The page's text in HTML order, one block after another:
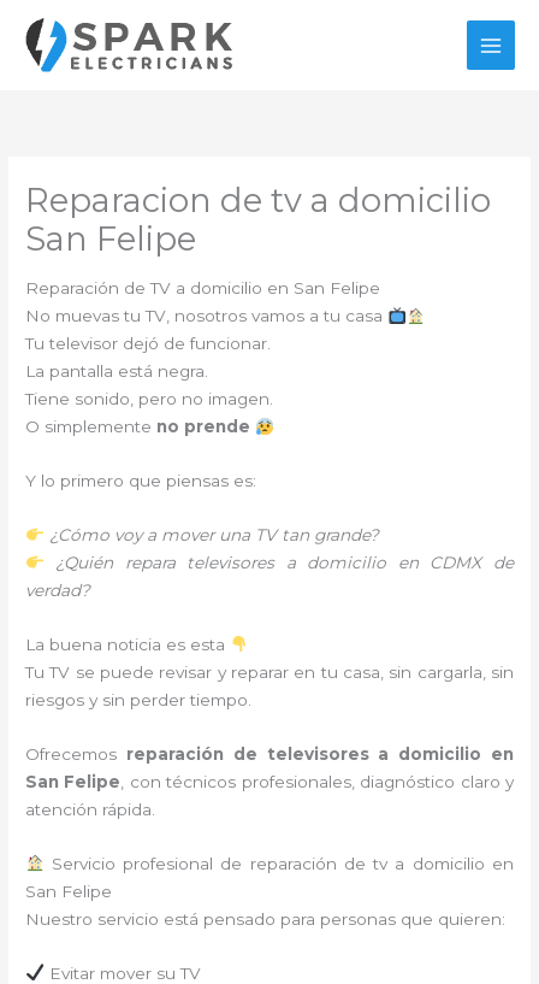
contenido
Reparacion de tv a domicilio
San Felipe
Reparación de TV a domicilio en San Felipe
No muevas tu TV, nosotros vamos a tu casa
Tu televisor dejó de funcionar.
La pantalla está negra.
Tiene sonido, pero no imagen.
O simplemente no prende
Y lo primero que piensas es:
¿Cómo voy a mover una TV tan grande?
¿Quién repara televisores a domicilio en CDMX de
verdad?
La buena noticia es esta
Tu TV se puede revisar y reparar en tu casa, sin cargarla, sin
riesgos y sin perder tiempo.
Ofrecemos reparación de televisores a domicilio en
San Felipe , con técnicos profesionales, diagnóstico claro y
atención rápida.
Servicio profesional de reparación de tv a domicilio en
San Felipe
Nuestro servicio está pensado para personas que quieren:
Evitar mover su TV